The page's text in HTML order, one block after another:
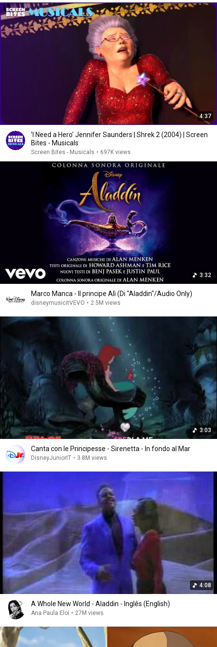
4:37
'I Need a Hero' Jennifer Saunders | Shrek 2 (2004) | Screen
Bites - Musicals
Screen Bites - Musicals • 697K views
3:32
Marco Manca - Il principe Alì (Di "Aladdin"/Audio Only)
disneymusicitVEVO • 2.5M views
3:03
Canta con le Principesse - Sirenetta - In fondo al Mar
DisneyJuniorIT • 3.8M views
4:08
A Whole New World - Aladdin - Inglês (English)
Ana Paula Eloi • 27M views